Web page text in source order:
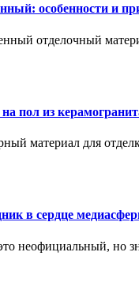
особенности и
отделочный
пол из
материал для
в сердце
неофициальный, но